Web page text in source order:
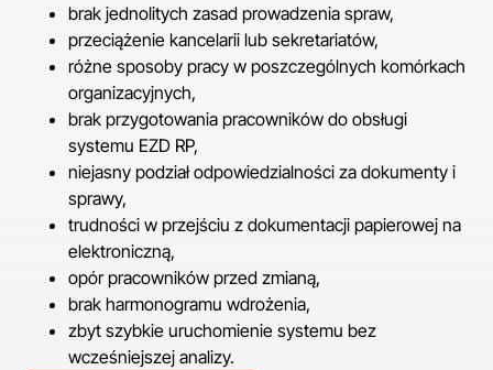
brak jednolitych zasad prowadzenia spraw,
przeciążenie kancelarii lub sekretariatów,
różne sposoby pracy w poszczególnych komórkach
organizacyjnych,
brak przygotowania pracowników do obsługi
systemu EZD RP,
niejasny podział odpowiedzialności za dokumenty i
sprawy,
trudności w przejściu z dokumentacji papierowej na
elektroniczną,
opór pracowników przed zmianą,
brak harmonogramu wdrożenia,
zbyt szybkie uruchomienie systemu bez
wcześniejszej analizy.